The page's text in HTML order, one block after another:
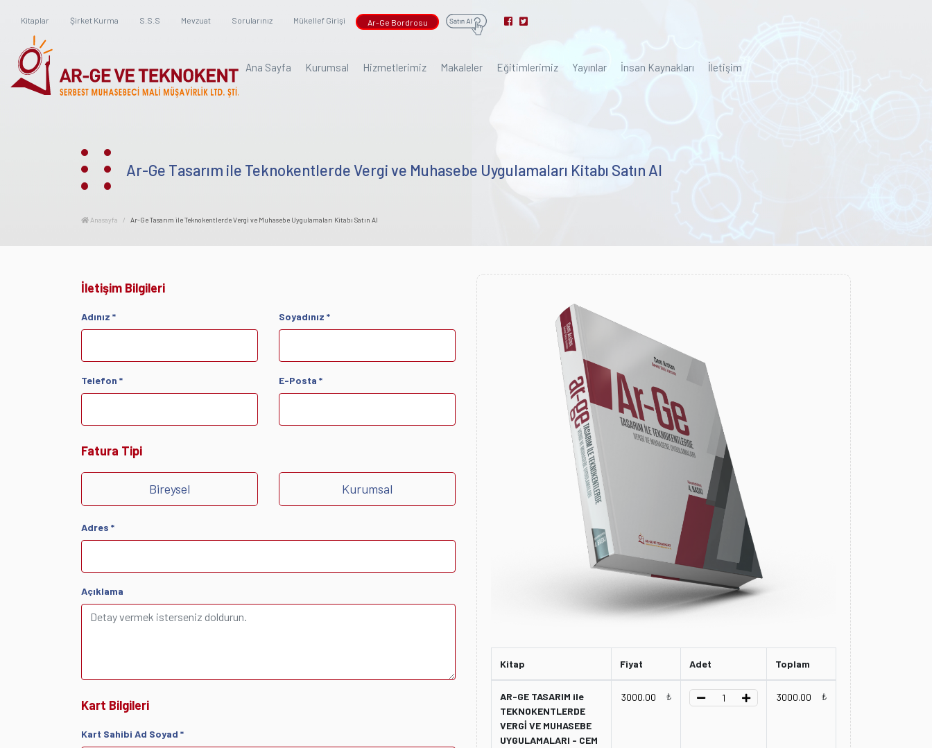
Kitaplar Şirket Kurma S.S.S Mevzuat Sorularınız Mükellef Girişi Ar-Ge Bordrosu
Ana Sayfa Kurumsal Hizmetlerimiz Makaleler Eğitimlerimiz Yayınlar İnsan Kaynakları İletişim
Ar-Ge Tasarım ile Teknokentlerde Vergi ve Muhasebe Uygulamaları Kitabı Satın Al
Anasayfa Ar-Ge Tasarım ile Teknokentlerde Vergi ve Muhasebe Uygulamaları Kitabı Satın Al
İletişim Bilgileri
Adınız * Soyadınız *
Telefon * E-Posta *
Fatura Tipi
Bireysel Kurumsal
Adres *
Açıklama
Kart Bilgileri
Kart Sahibi Ad Soyad *
Kitap Fiyat Adet Toplam
AR-GE TASARIM ile
TEKNOKENTLERDE
VERGİ VE MUHASEBE
UYGULAMALARI - CEM
₺ ₺